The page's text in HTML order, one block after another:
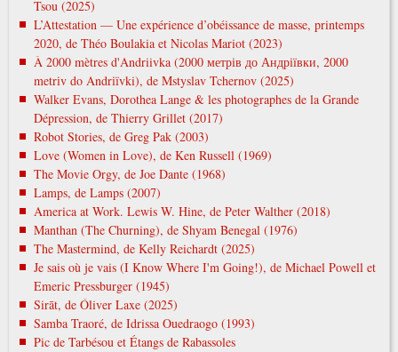
Tsou (2025)
L’Attestation — Une expérience d’obéissance de masse, printemps
2020, de Théo Boulakia et Nicolas Mariot (2023)
À 2000 mètres d'Andriivka (2000 метрів до Андріївки, 2000
metrіv do Andrіїvki), de Mstyslav Tchernov (2025)
Walker Evans, Dorothea Lange & les photographes de la Grande
Dépression, de Thierry Grillet (2017)
Robot Stories, de Greg Pak (2003)
Love (Women in Love), de Ken Russell (1969)
The Movie Orgy, de Joe Dante (1968)
Lamps, de Lamps (2007)
America at Work. Lewis W. Hine, de Peter Walther (2018)
Manthan (The Churning), de Shyam Benegal (1976)
The Mastermind, de Kelly Reichardt (2025)
Je sais où je vais (I Know Where I'm Going!), de Michael Powell et
Emeric Pressburger (1945)
Sirāt, de Óliver Laxe (2025)
Samba Traoré, de Idrissa Ouedraogo (1993)
Pic de Tarbésou et Étangs de Rabassoles